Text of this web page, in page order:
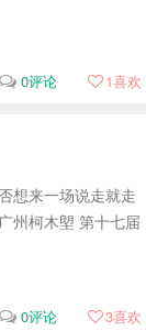
0评论 1喜欢
想来一场说走就走
州柯木塱 第十七届
0评论 3喜欢